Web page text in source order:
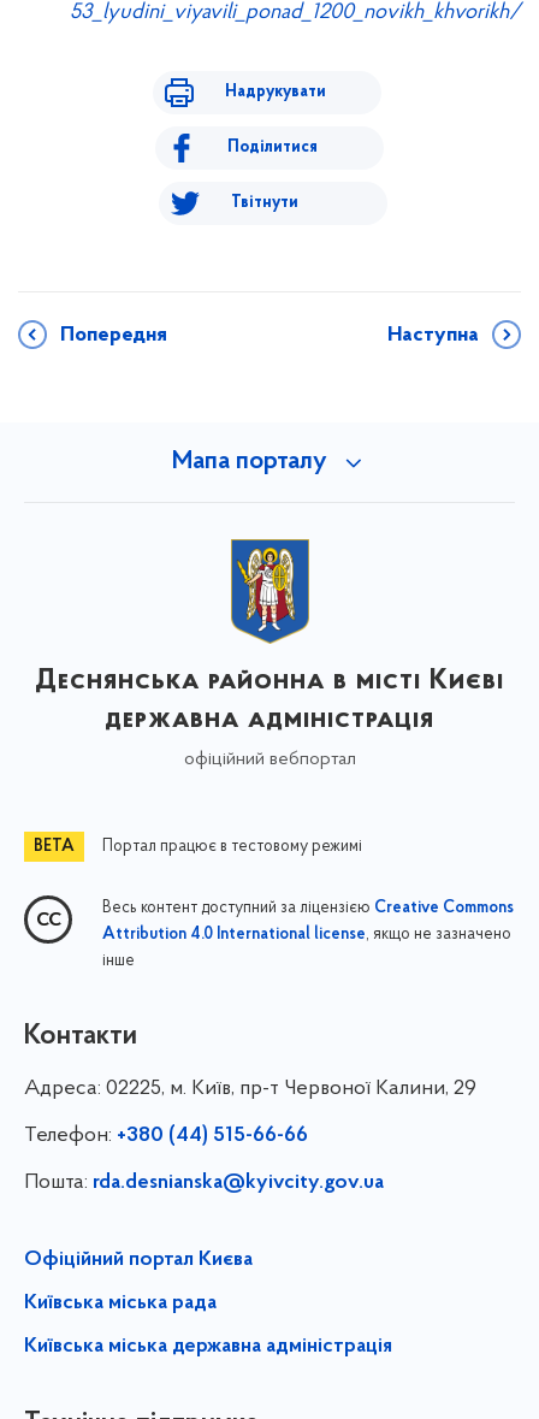
53_lyudini_viyavili_ponad_1200_novikh_khvorikh/
Надрукувати
Поділитися
Твітнути
Попередня Наступна
Мапа порталу
Деснянська районна в місті Києві
державна адміністрація
офіційний вебпортал
Портал працює в тестовому режимі
Весь контент доступний за ліцензією Creative Commons
Attribution 4.0 International license, якщо не зазначено
інше
Контакти
Адреса: 02225, м. Київ, пр-т Червоної Калини, 29
Телефон: +380 (44) 515-66-66
Пошта: rda.desnianska@kyivcity.gov.ua
Офіційний портал Києва
Київська міська рада
Київська міська державна адміністрація